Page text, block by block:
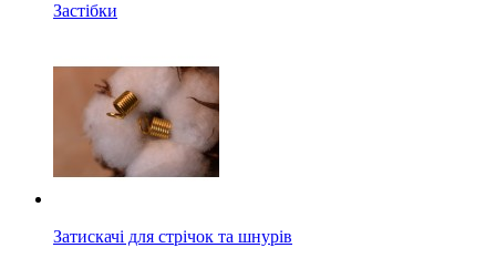
Застібки
Затискачі для стрічок та шнурів